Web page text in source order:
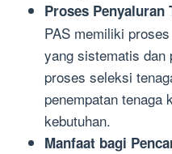
Proses Penyaluran
PAS memiliki
yang sistematis dan
proses seleksi
penempatan tenaga
kebutuhan.
Manfaat bagi